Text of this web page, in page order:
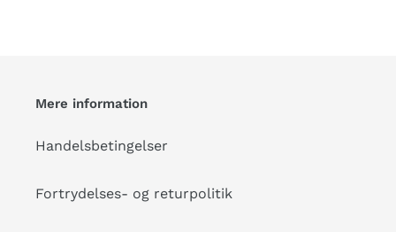
Mere information
Handelsbetingelser
Fortrydelses- og returpolitik